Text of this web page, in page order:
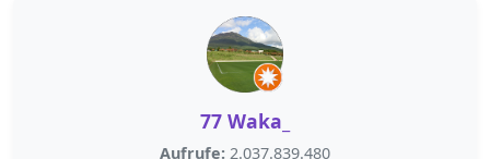
77 Waka_
Aufrufe: 2.037.839.480